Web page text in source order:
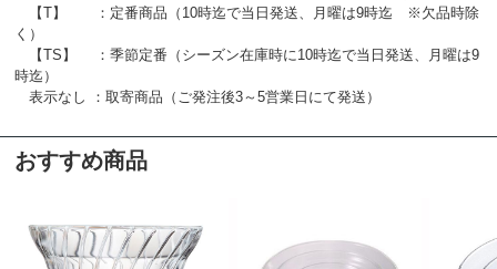
【T】 ：定番商品（10時迄で当日発送、月曜は9時迄 ※欠品時除
く）
【TS】 ：季節定番（シーズン在庫時に10時迄で当日発送、月曜は9
時迄）
表示なし ：取寄商品（ご発注後3～5営業日にて発送）
おすすめ商品